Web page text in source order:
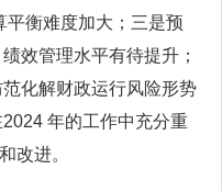
平衡难度加大；三是预
效管理水平有待提升；
化解财政运行风险形势
年的工作中充分重
改进。